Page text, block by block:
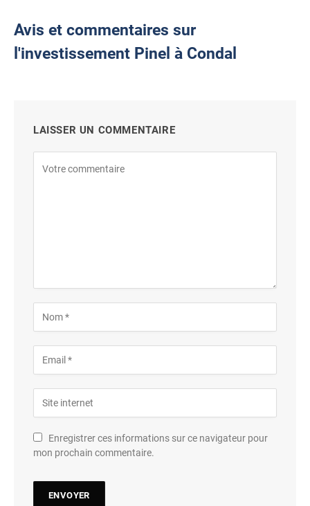
Avis et commentaires sur
l'investissement Pinel à Condal
LAISSER UN COMMENTAIRE
Enregistrer ces informations sur ce navigateur pour
mon prochain commentaire.